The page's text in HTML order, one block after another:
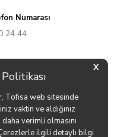
X
Tofisa web sitesinde
vaktin ve aldığınız
verimli olmasını
ilgili detaylı bilgi
Numarası
24 44